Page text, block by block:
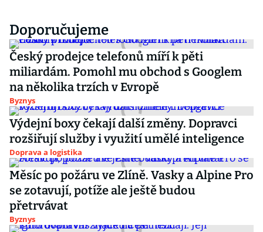
Doporučujeme
Český prodejce telefonů míří k pěti
miliardám. Pomohl mu obchod s Googlem
na několika trzích v Evropě
Byznys
Výdejní boxy čekají další změny. Dopravci
rozšiřují služby i využití umělé inteligence
Doprava a logistika
Měsíc po požáru ve Zlíně. Vasky a Alpine Pro
se zotavují, potíže ale ještě budou
přetrvávat
Byznys